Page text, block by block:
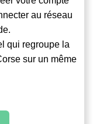
au réseau
qui regroupe la
sur un même